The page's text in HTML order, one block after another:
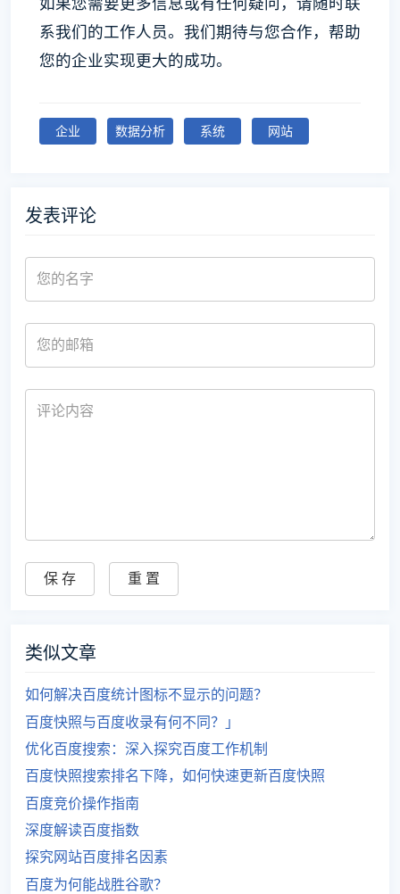
系我们的工作人员。我们期待与您合作，帮助
您的企业实现更大的成功。
企业 数据分析 系统 网站
发表评论
类似文章
如何解决百度统计图标不显示的问题？
百度快照与百度收录有何不同？」
优化百度搜索：深入探究百度工作机制
百度快照搜索排名下降，如何快速更新百度快照
百度竞价操作指南
深度解读百度指数
探究网站百度排名因素
百度为何能战胜谷歌？